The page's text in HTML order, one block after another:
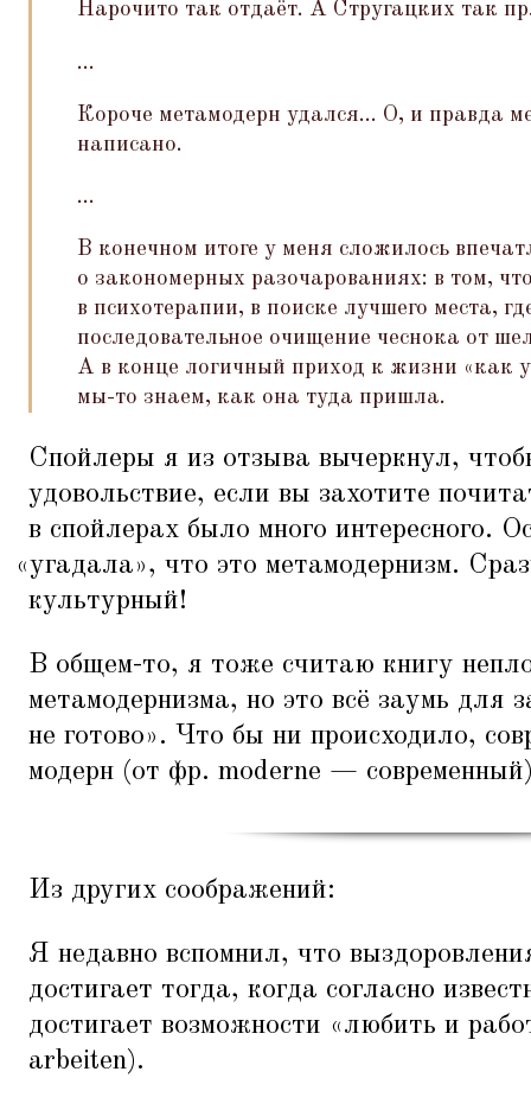
Нарочито так отдаёт. А Стругацких так
...
Короче метамодерн удался... О, и правда
написано.
...
В конечном итоге у меня сложилось
о закономерных разочарованиях: в том,
в психотерапии, в поиске лучшего места,
последовательное очищение чеснока от
А в конце логичный приход к жизни «как
мы-то знаем, как она туда пришла.
Спойлеры я из отзыва вычеркнул,
удовольствие, если вы захотите
в спойлерах было много интересного.
«угадала», что это метамодернизм.
культурный!
В общем-то, я тоже считаю книгу
метамодернизма, но это всё заумь для
не готово». Что бы ни происходило,
модерн (от фр. moderne —
Из других соображений:
Я недавно вспомнил, что
достигает тогда, когда согласно
достигает возможности «любить и
arbeiten).